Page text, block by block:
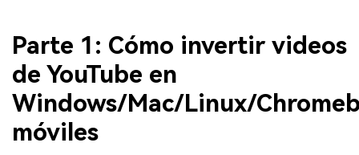
Parte 1: Cómo invertir videos
de YouTube en
Windows/Mac/Linux/
móviles